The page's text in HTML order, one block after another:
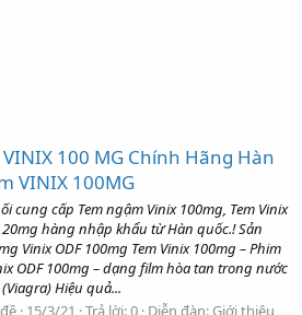
VINIX 100 MG Chính Hãng Hàn
VINIX 100MG
cung cấp Tem ngậm Vinix 100mg, Tem Vinix
20mg hàng nhập khẩu từ Hàn quốc.! Sản
Vinix ODF 100mg Tem Vinix 100mg – Phim
ODF 100mg – dạng film hòa tan trong nước
Hiệu quả...
15/3/21 Trả lời: 0 Diễn đàn: Giới thiệu